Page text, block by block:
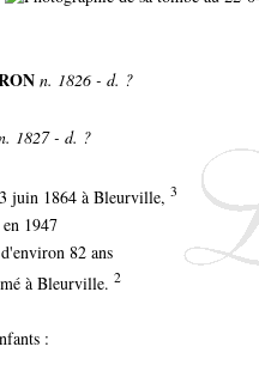
n. 1826 - d. ?
1827 - d. ?
juin 1864 à Bleurville, 3
en 1947
82 ans
à Bleurville. 2
: